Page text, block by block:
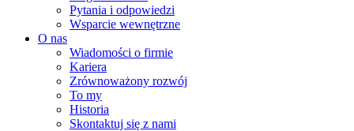
Pytania i odpowiedzi
Wsparcie wewnętrzne
O nas
Wiadomości o firmie
Kariera
Zrównoważony rozwój
To my
Historia
Skontaktuj się z nami